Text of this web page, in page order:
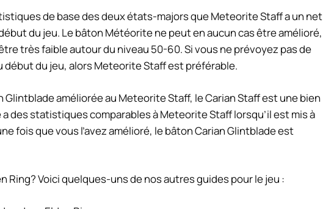
de base des deux états-majors que Meteorite Staff a un net
du jeu. Le bâton Météorite ne peut en aucun cas être amélioré,
très faible autour du niveau 50-60. Si vous ne prévoyez pas de
début du jeu, alors Meteorite Staff est préférable.
Glintblade améliorée au Meteorite Staff, le Carian Staff est une bien
des statistiques comparables à Meteorite Staff lorsqu’il est mis à
fois que vous l’avez amélioré, le bâton Carian Glintblade est
Ring? Voici quelques-uns de nos autres guides pour le jeu :